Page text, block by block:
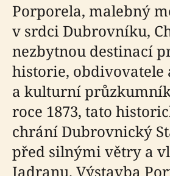
Porporela, malebný
v srdci Dubrovníku,
nezbytnou destinací
historie,
a kulturní
roce 1873, tato
chrání Dubrovnický
před silnými větry a
Jadranu. Výstavba